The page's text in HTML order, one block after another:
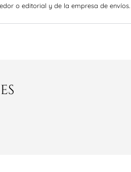
o editorial y de la empresa de envíos.